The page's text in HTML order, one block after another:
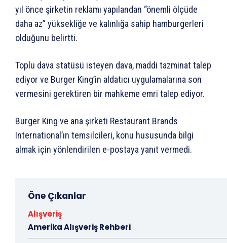
yıl önce şirketin reklamı yapılandan “önemli ölçüde
daha az” yüksekliğe ve kalınlığa sahip hamburgerleri
olduğunu belirtti.
Toplu dava statüsü isteyen dava, maddi tazminat talep
ediyor ve Burger King’in aldatıcı uygulamalarına son
vermesini gerektiren bir mahkeme emri talep ediyor.
Burger King ve ana şirketi Restaurant Brands
International’ın temsilcileri, konu hususunda bilgi
almak için yönlendirilen e-postaya yanıt vermedi.
Öne Çıkanlar
Alışveriş
Amerika Alışveriş Rehberi